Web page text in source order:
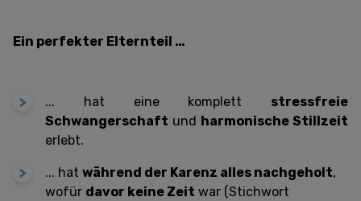
Ein perfekter Elternteil …
... hat eine komplett stressfreie
Schwangerschaft und harmonische Stillzeit
erlebt.
... hat während der Karenz alles nachgeholt,
wofür davor keine Zeit war (Stichwort